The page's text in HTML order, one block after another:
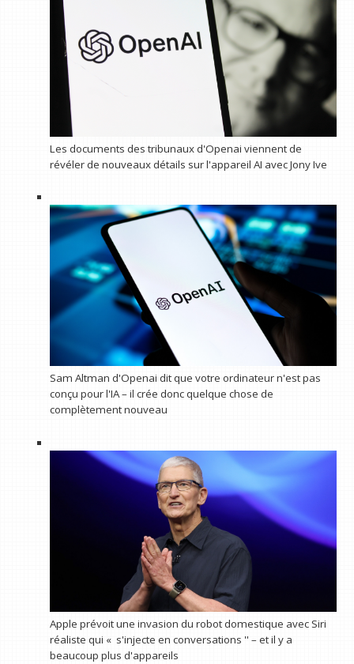
Les documents des tribunaux d'Openai viennent de
révéler de nouveaux détails sur l'appareil AI avec Jony Ive
Sam Altman d'Openai dit que votre ordinateur n'est pas
conçu pour l'IA – il crée donc quelque chose de
complètement nouveau
Apple prévoit une invasion du robot domestique avec Siri
réaliste qui « s'injecte en conversations '' – et il y a
beaucoup plus d'appareils